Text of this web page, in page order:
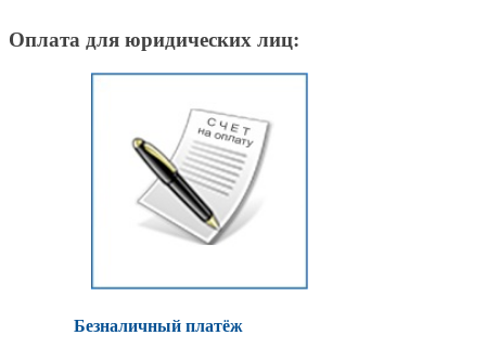
Оплата для юридических лиц:
Безналичный платёж